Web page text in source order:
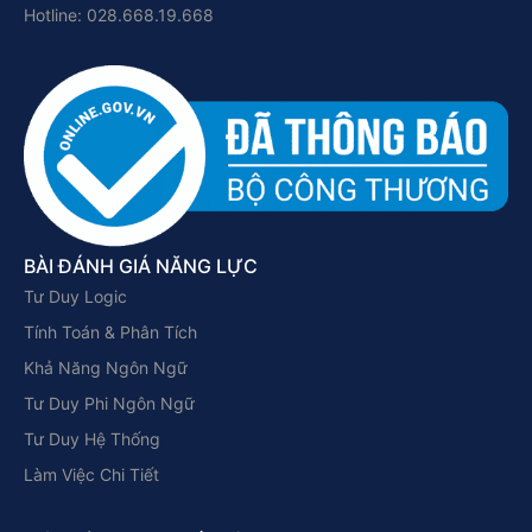
Hotline: 028.668.19.668
BÀI ĐÁNH GIÁ NĂNG LỰC
Tư Duy Logic
Tính Toán & Phân Tích
Khả Năng Ngôn Ngữ
Tư Duy Phi Ngôn Ngữ
Tư Duy Hệ Thống
Làm Việc Chi Tiết